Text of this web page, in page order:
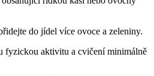
do jídel více ovoce a zeleniny.
fyzickou aktivitu a cvičení minimálně